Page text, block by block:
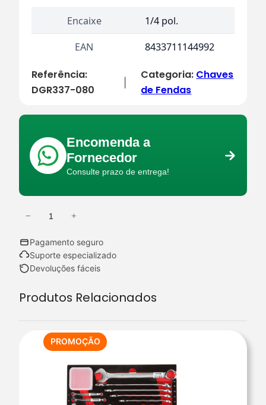
Encaixe
1/4 pol.
EAN
8433711144992
Referência:
DGR337-080
Categoria: Chaves
de Fendas
Encomenda a
Fornecedor
Consulte prazo de entrega!
a
n
i
− +
Pagamento seguro
Suporte especializado
Devoluções fáceis
Produtos Relacionados
PROMOÇÃOPRODUTO
EM
PROMOÇÃO